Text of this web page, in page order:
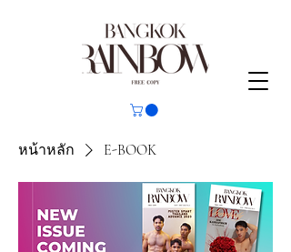
หน้าหลัก E-BOOK